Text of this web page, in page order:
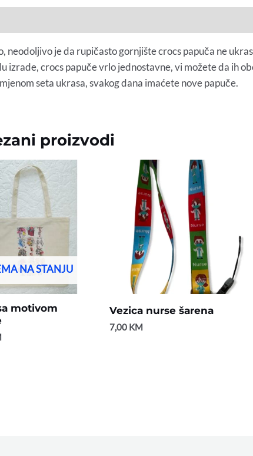
neodoljivo je da rupičasto gornjište crocs papuča ne
izrade, crocs papuče vrlo jednostavne, vi možete da ih
seta ukrasa, svakog dana imaćete nove papuče.
proizvodi
NA STANJU
motivom
Vezica nurse šarena
7,00 KM